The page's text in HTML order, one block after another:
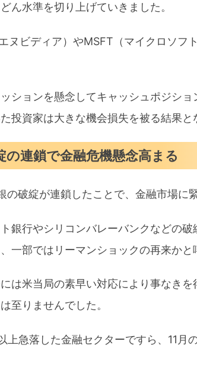
ん水準を切り上げていきました。
ヌビディア）やMSFT（マイクロソフ
ションを懸念してキャッシュポジシ
投資家は大きな機会損失を被る結果と
の連鎖で金融危機懸念高まる
の破綻が連鎖したことで、金融市場に
銀行やシリコンバレーバンクなどの
一部ではリーマンショックの再来かと
は米当局の素早い対応により事なき
至りませんでした。
上急落した金融セクターですら、11月